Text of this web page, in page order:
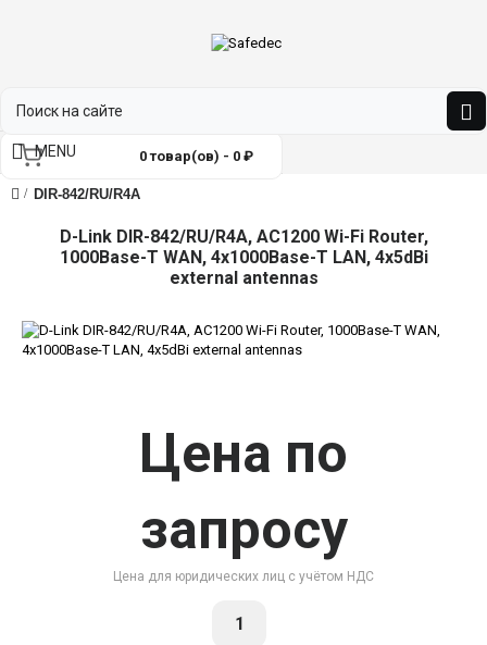
0 товар(ов) - 0 ₽
MENU
DIR-842/RU/R4A
D-Link DIR-842/RU/R4A, AC1200 Wi-Fi Router,
1000Base-T WAN, 4x1000Base-T LAN, 4x5dBi
external antennas
Цена по
запросу
Цена для юридических лиц с учётом НДС